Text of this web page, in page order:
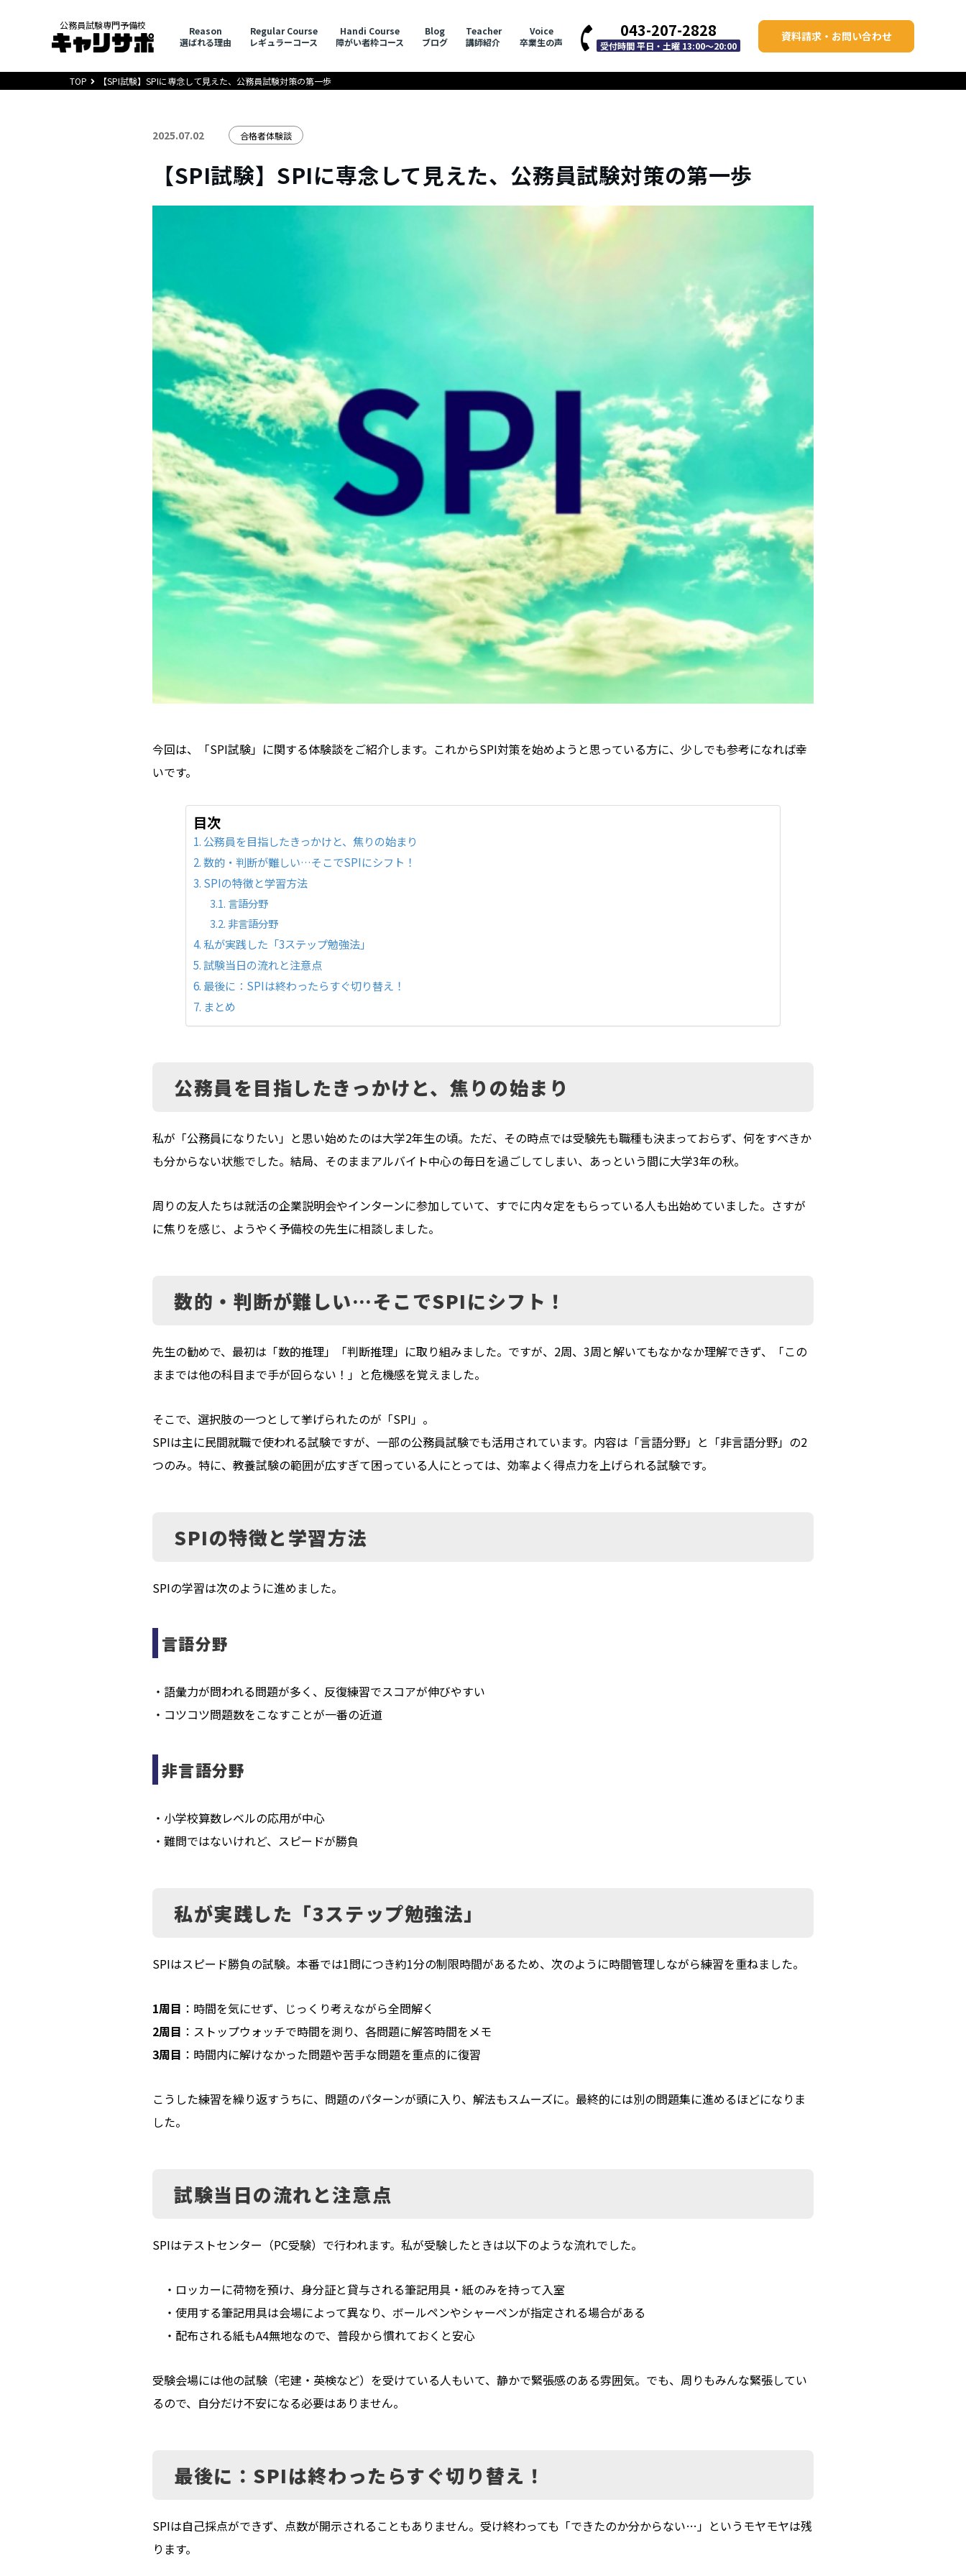
公務員試験専門予備校
Reason
選ばれる理由
Regular Course
レギュラーコース
Handi Course
障がい者枠コース
Blog
ブログ
Teacher
講師紹介
Voice
卒業生の声
043-207-2828
受付時間 平日・土曜 13:00～20:00
資料請求・お問い合わせ
TOP 【SPI試験】SPIに専念して見えた、公務員試験対策の第一歩
2025.07.02 合格者体験談
【SPI試験】SPIに専念して見えた、公務員試験対策の第一歩
今回は、「SPI試験」に関する体験談をご紹介します。これからSPI対策を始めようと思っている方に、少しでも参考になれば幸
いです。
目次
公務員を目指したきっかけと、焦りの始まり
数的・判断が難しい…そこでSPIにシフト！
SPIの特徴と学習方法
言語分野
非言語分野
私が実践した「3ステップ勉強法」
試験当日の流れと注意点
最後に：SPIは終わったらすぐ切り替え！
まとめ
公務員を目指したきっかけと、焦りの始まり
私が「公務員になりたい」と思い始めたのは大学2年生の頃。ただ、その時点では受験先も職種も決まっておらず、何をすべきか
も分からない状態でした。結局、そのままアルバイト中心の毎日を過ごしてしまい、あっという間に大学3年の秋。
周りの友人たちは就活の企業説明会やインターンに参加していて、すでに内々定をもらっている人も出始めていました。さすが
に焦りを感じ、ようやく予備校の先生に相談しました。
数的・判断が難しい…そこでSPIにシフト！
先生の勧めで、最初は「数的推理」「判断推理」に取り組みました。ですが、2周、3周と解いてもなかなか理解できず、「この
ままでは他の科目まで手が回らない！」と危機感を覚えました。
そこで、選択肢の一つとして挙げられたのが「SPI」。
SPIは主に民間就職で使われる試験ですが、一部の公務員試験でも活用されています。内容は「言語分野」と「非言語分野」の2
つのみ。特に、教養試験の範囲が広すぎて困っている人にとっては、効率よく得点力を上げられる試験です。
SPIの特徴と学習方法
SPIの学習は次のように進めました。
言語分野
・語彙力が問われる問題が多く、反復練習でスコアが伸びやすい
・コツコツ問題数をこなすことが一番の近道
非言語分野
・小学校算数レベルの応用が中心
・難問ではないけれど、スピードが勝負
私が実践した「3ステップ勉強法」
SPIはスピード勝負の試験。本番では1問につき約1分の制限時間があるため、次のように時間管理しながら練習を重ねました。
1周目 ：時間を気にせず、じっくり考えながら全問解く
2周目 ：ストップウォッチで時間を測り、各問題に解答時間をメモ
3周目 ：時間内に解けなかった問題や苦手な問題を重点的に復習
こうした練習を繰り返すうちに、問題のパターンが頭に入り、解法もスムーズに。最終的には別の問題集に進めるほどになりま
した。
試験当日の流れと注意点
SPIはテストセンター（PC受験）で行われます。私が受験したときは以下のような流れでした。
・ロッカーに荷物を預け、身分証と貸与される筆記用具・紙のみを持って入室
・使用する筆記用具は会場によって異なり、ボールペンやシャーペンが指定される場合がある
・配布される紙もA4無地なので、普段から慣れておくと安心
受験会場には他の試験（宅建・英検など）を受けている人もいて、静かで緊張感のある雰囲気。でも、周りもみんな緊張してい
るので、自分だけ不安になる必要はありません。
最後に：SPIは終わったらすぐ切り替え！
SPIは自己採点ができず、点数が開示されることもありません。受け終わっても「できたのか分からない…」というモヤモヤは残
ります。